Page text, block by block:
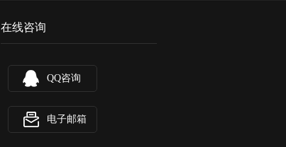
在线咨询
QQ咨询
电子邮箱